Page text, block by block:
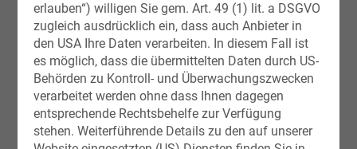
AUFATMEN AM WASSERFALL
(7/14/21 TAGE) - FÜR
WASSERFALLSPEZIALISTEN
erlauben“) willigen Sie gem. Art. 49 (1) lit. a DSGVO
zugleich ausdrücklich ein, dass auch Anbieter in
den USA Ihre Daten verarbeiten. In diesem Fall ist
es möglich, dass die übermittelten Daten durch US-
Behörden zu Kontroll- und Überwachungszwecken
verarbeitet werden ohne dass Ihnen dagegen
entsprechende Rechtsbehelfe zur Verfügung
stehen. Weiterführende Details zu den auf unserer